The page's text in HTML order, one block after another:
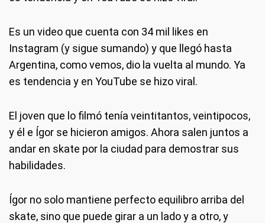
Es un video que cuenta con 34 mil likes en
Instagram (y sigue sumando) y que llegó hasta
Argentina, como vemos, dio la vuelta al mundo. Ya
es tendencia y en YouTube se hizo viral.
El joven que lo filmó tenía veintitantos, veintipocos,
y él e Ígor se hicieron amigos. Ahora salen juntos a
andar en skate por la ciudad para demostrar sus
habilidades.
Ígor no solo mantiene perfecto equilibro arriba del
skate, sino que puede girar a un lado y a otro, y